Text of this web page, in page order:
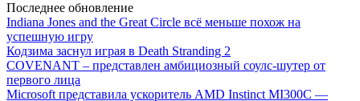
Последнее обновление
Indiana Jones and the Great Circle всё меньше похож на
успешную игру
Кодзима заснул играя в Death Stranding 2
COVENANT – представлен амбициозный соулс-шутер от
первого лица
Microsoft представила ускоритель AMD Instinct MI300C —